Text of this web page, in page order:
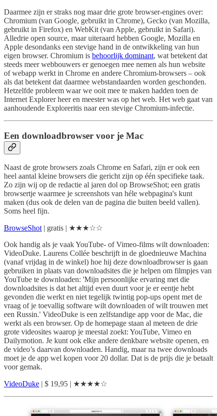
Daarmee zijn er straks nog maar drie grote browser-engines over:
Chromium (van Google, gebruikt in Chrome), Gecko (van Mozilla,
gebruikt in Firefox) en WebKit (van Apple, gebruikt in Safari).
Alledrie open source, maar uiteraard hebben Google, Mozilla en
Apple desondanks een stevige hand in de ontwikkeling van hun
eigen browser. Chromium is behoorlijk dominant, wat betekent dat
steeds meer webbouwers er genoegen mee nemen als hun website
of webapp werkt in Chrome en andere Chromium-browsers – ook
als dat betekent dat daarmee webstandaarden worden geschonden.
Hetzelfde probleem waar we ooit mee te maken hadden toen de
Internet Explorer heer en meester was op het web. Het web gaat van
aanhoudende Exploreritis naar een stevige Chromium-infectie.
Een downloadbrowser voor je Mac
Naast de grote browsers zoals Chrome en Safari, zijn er ook een
heel aantal kleine browsers die gericht zijn op één specifieke taak.
Zo zijn wij op de redactie al jaren dol op BrowseShot; een gratis
browsertje waarmee je screenshots van héle webpagina's kunt
maken (dus ook de delen van de pagina die buiten beeld vallen).
Soms heel fijn.
BrowseShot| gratis | ★★★☆☆
Ook handig als je vaak YouTube- of Vimeo-films wilt downloaden:
VideoDuke. Laurens Collée beschrijft in de gloednieuwe Machina
(vanaf vrijdag in de winkel) hoe hij deze downloadbrowser is gaan
gebruiken in plaats van downloadsites die je helpen om filmpjes van
YouTube te downloaden: 'Mijn persoonlijke ervaring met die
downloadsites is dat het altijd even duurt voor je er eentje hebt
gevonden die werkt en niet tegelijk twintig pop-ups opent met de
vraag of je toevallig software wilt downloaden of wilt trouwen met
een Russin.' VideoDuke is een zelfstandige app voor de Mac, die
werkt als een browser. Op de homepage staan al meteen de drie
grote videosites waarop je meestal zoekt: YouTube, Vimeo en
Dailymotion. Je kunt ook elke andere denkbare website openen, en
de video’s daarvan downloaden. Handig, maar na twee downloads
moet je de app wel kopen voor 20 dollar. Dat is de prijs die je betaalt
voor gemak.
VideoDuke | $ 19,95 | ★★★★☆